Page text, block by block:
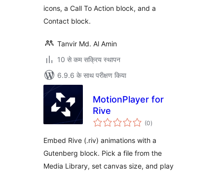
icons, a Call To Action block, and a
Contact block.
Tanvir Md. Al Amin
10 से कम सक्रिय स्थापन
6.9.6 के साथ परीक्षण किया
MotionPlayer for
Rive
(0कुल
दर)
Embed Rive (.riv) animations with a
Gutenberg block. Pick a file from the
Media Library, set canvas size, and play